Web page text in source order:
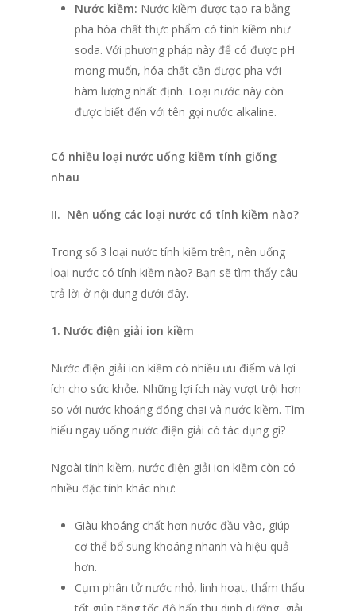
Nước kiềm: Nước kiềm được tạo ra bằng
pha hóa chất thực phẩm có tính kiềm như
soda. Với phương pháp này để có được pH
mong muốn, hóa chất cần được pha với
hàm lượng nhất định. Loại nước này còn
được biết đến với tên gọi nước alkaline.
Có nhiều loại nước uống kiềm tính giống
nhau
II. Nên uống các loại nước có tính kiềm nào?
Trong số 3 loại nước tính kiềm trên, nên uống
loại nước có tính kiềm nào? Bạn sẽ tìm thấy câu
trả lời ở nội dung dưới đây.
1. Nước điện giải ion kiềm
Nước điện giải ion kiềm có nhiều ưu điểm và lợi
ích cho sức khỏe. Những lợi ích này vượt trội hơn
so với nước khoáng đóng chai và nước kiềm. Tìm
hiểu ngay uống nước điện giải có tác dụng gì?
Ngoài tính kiềm, nước điện giải ion kiềm còn có
nhiều đặc tính khác như:
Giàu khoáng chất hơn nước đầu vào, giúp
cơ thể bổ sung khoáng nhanh và hiệu quả
hơn.
Cụm phân tử nước nhỏ, linh hoạt, thẩm thấu